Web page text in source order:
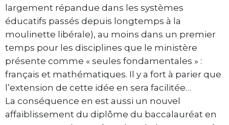
largement répandue dans les systèmes
éducatifs passés depuis longtemps à la
moulinette libérale), au moins dans un premier
temps pour les disciplines que le ministère
présente comme « seules fondamentales » :
français et mathématiques. Il y a fort à parier que
l’extension de cette idée en sera facilitée…
La conséquence en est aussi un nouvel
affaiblissement du diplôme du baccalauréat en